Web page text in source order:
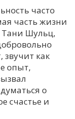
Т
У
часто
часть жизни
Тани Шульц,
звучит как
опыт,
о
счастье и